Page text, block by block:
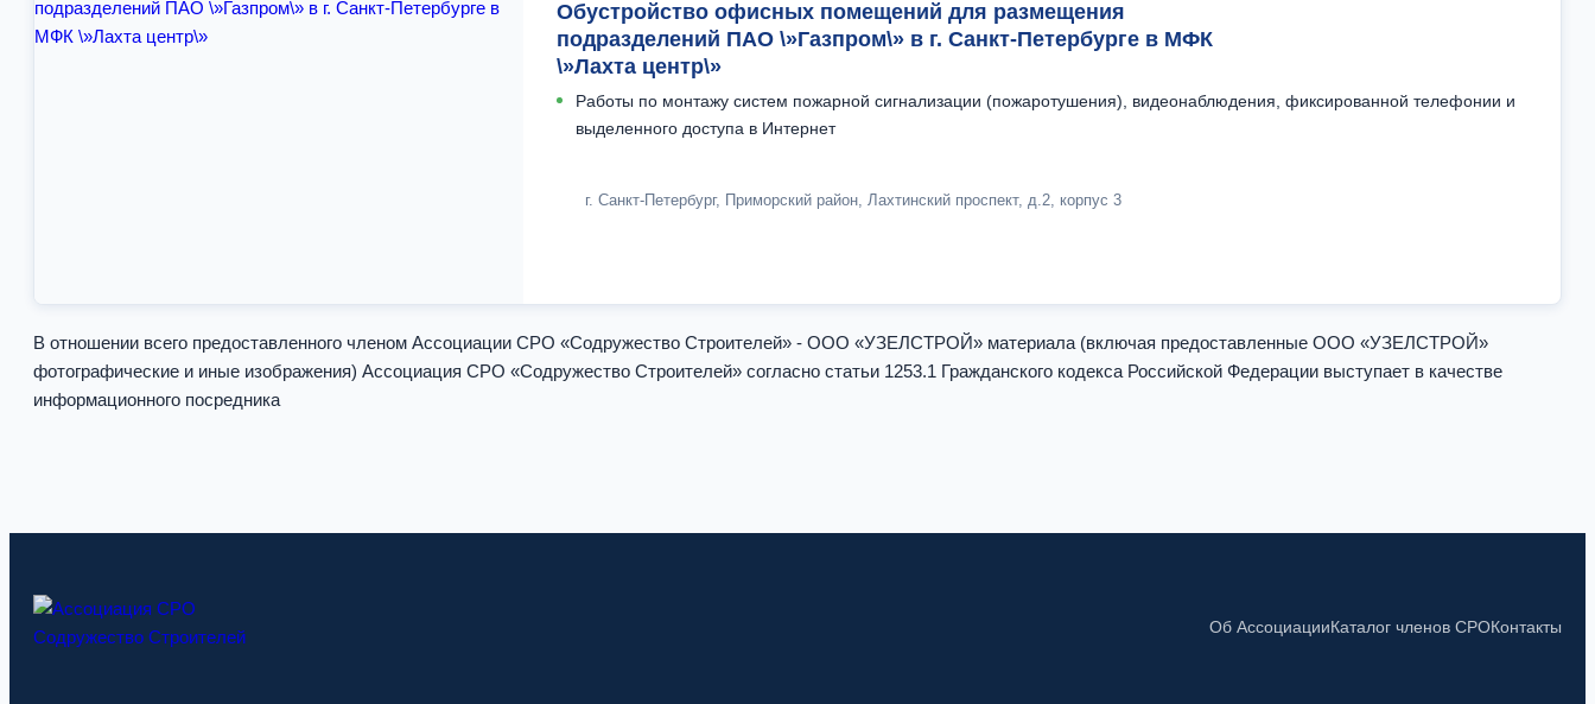
Обустройство офисных помещений для размещения
подразделений ПАО \»Газпром\» в г. Санкт-Петербурге в МФК
\»Лахта центр\»
Работы по монтажу систем пожарной сигнализации (пожаротушения), видеонаблюдения, фиксированной телефонии и
выделенного доступа в Интернет
г. Санкт-Петербург, Приморский район, Лахтинский проспект, д.2, корпус 3
В отношении всего предоставленного членом Ассоциации СРО «Содружество Строителей» - ООО «УЗЕЛСТРОЙ» материала (включая предоставленные ООО «УЗЕЛСТРОЙ»
фотографические и иные изображения) Ассоциация СРО «Содружество Строителей» согласно статьи 1253.1 Гражданского кодекса Российской Федерации выступает в качестве
информационного посредника
Об АссоциацииКаталог членов СРОКонтакты